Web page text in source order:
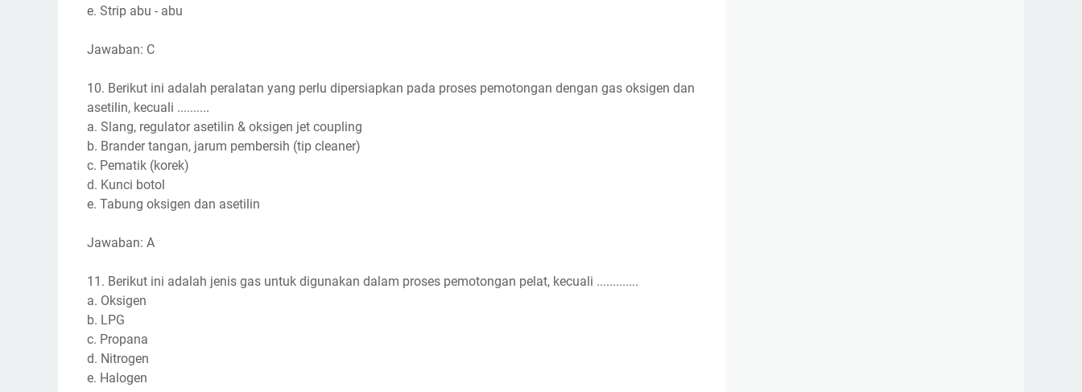
e. Strip abu - abu
Jawaban: C
10. Berikut ini adalah peralatan yang perlu dipersiapkan pada proses pemotongan dengan gas oksigen dan
asetilin, kecuali ..........
a. Slang, regulator asetilin & oksigen jet coupling
b. Brander tangan, jarum pembersih (tip cleaner)
c. Pematik (korek)
d. Kunci botol
e. Tabung oksigen dan asetilin
Jawaban: A
11. Berikut ini adalah jenis gas untuk digunakan dalam proses pemotongan pelat, kecuali .............
a. Oksigen
b. LPG
c. Propana
d. Nitrogen
e. Halogen